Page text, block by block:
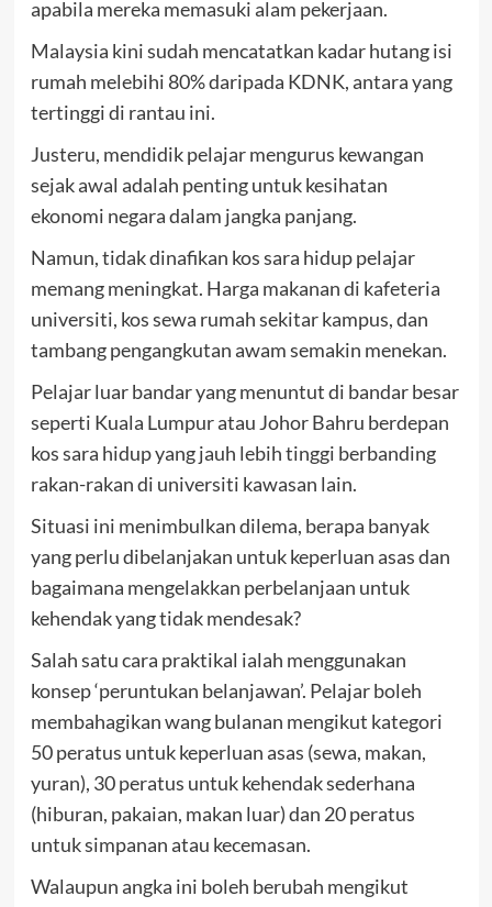
apabila mereka memasuki alam pekerjaan.
Malaysia kini sudah mencatatkan kadar hutang isi
rumah melebihi 80% daripada KDNK, antara yang
tertinggi di rantau ini.
Justeru, mendidik pelajar mengurus kewangan
sejak awal adalah penting untuk kesihatan
ekonomi negara dalam jangka panjang.
Namun, tidak dinafikan kos sara hidup pelajar
memang meningkat. Harga makanan di kafeteria
universiti, kos sewa rumah sekitar kampus, dan
tambang pengangkutan awam semakin menekan.
Pelajar luar bandar yang menuntut di bandar besar
seperti Kuala Lumpur atau Johor Bahru berdepan
kos sara hidup yang jauh lebih tinggi berbanding
rakan-rakan di universiti kawasan lain.
Situasi ini menimbulkan dilema, berapa banyak
yang perlu dibelanjakan untuk keperluan asas dan
bagaimana mengelakkan perbelanjaan untuk
kehendak yang tidak mendesak?
Salah satu cara praktikal ialah menggunakan
konsep ‘peruntukan belanjawan’. Pelajar boleh
membahagikan wang bulanan mengikut kategori
50 peratus untuk keperluan asas (sewa, makan,
yuran), 30 peratus untuk kehendak sederhana
(hiburan, pakaian, makan luar) dan 20 peratus
untuk simpanan atau kecemasan.
Walaupun angka ini boleh berubah mengikut